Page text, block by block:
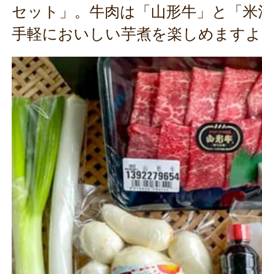
セット」。牛肉は「山形牛」と「
手軽においしい芋煮を楽しめます